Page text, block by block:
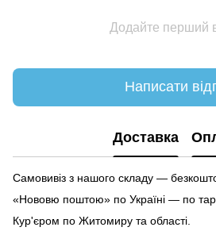
Додайте перший
Написати
Доставка
Самовивіз з нашого складу —
«Нововю поштою» по Україні — по
Кур'єром по Житомиру та області.